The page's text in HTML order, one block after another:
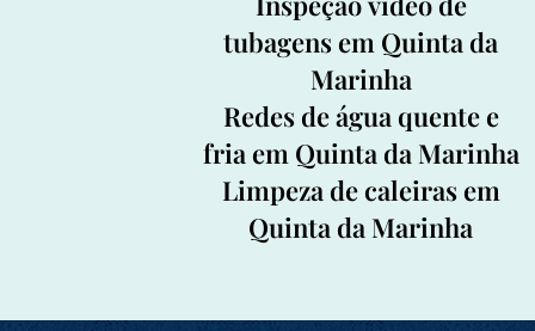
tubagens em Quinta da
Marinha
Redes de água quente e
fria em Quinta da Marinha
Limpeza de caleiras em
Quinta da Marinha